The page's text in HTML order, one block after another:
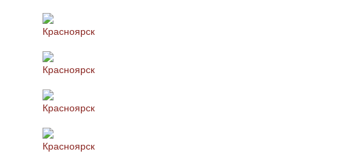
Красноярск
Красноярск
Красноярск
Красноярск